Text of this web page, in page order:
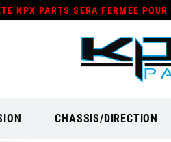
KPX PARTS SERA FERMÉE
CHASSIS/DIRECTION